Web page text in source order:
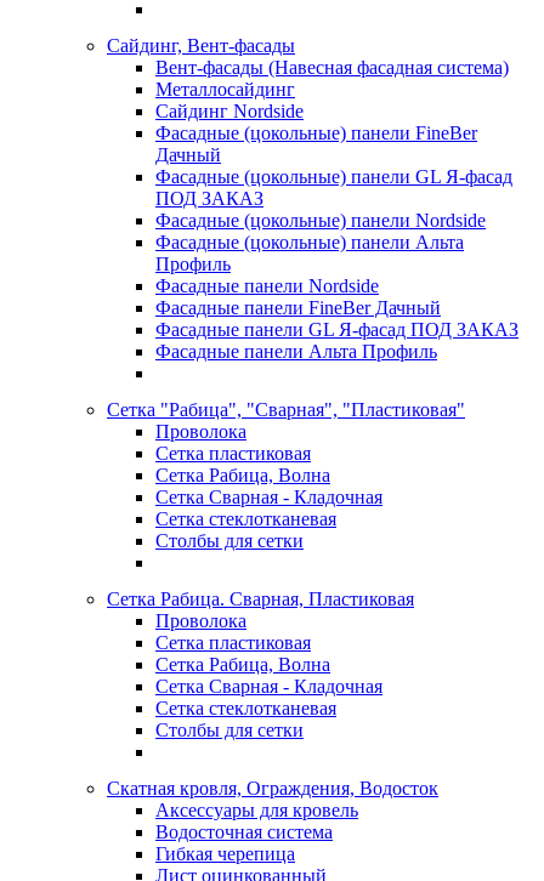
Сайдинг, Вент-фасады
Вент-фасады (Навесная фасадная система)
Металлосайдинг
Сайдинг Nordside
Фасадные (цокольные) панели FineBer
Дачный
Фасадные (цокольные) панели GL Я-фасад
ПОД ЗАКАЗ
Фасадные (цокольные) панели Nordside
Фасадные (цокольные) панели Альта
Профиль
Фасадные панели Nordside
Фасадные панели FineBer Дачный
Фасадные панели GL Я-фасад ПОД ЗАКАЗ
Фасадные панели Альта Профиль
Сетка "Рабица", "Сварная", "Пластиковая"
Проволока
Сетка пластиковая
Сетка Рабица, Волна
Сетка Сварная - Кладочная
Сетка стеклотканевая
Столбы для сетки
Сетка Рабица. Сварная, Пластиковая
Проволока
Сетка пластиковая
Сетка Рабица, Волна
Сетка Сварная - Кладочная
Сетка стеклотканевая
Столбы для сетки
Скатная кровля, Ограждения, Водосток
Аксессуары для кровель
Водосточная система
Гибкая черепица
Лист оцинкованный